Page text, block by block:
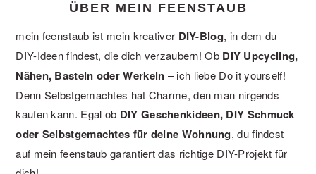
ÜBER MEIN FEENSTAUB
mein feenstaub ist mein kreativer DIY-Blog, in dem du
DIY-Ideen findest, die dich verzaubern! Ob DIY Upcycling,
Nähen, Basteln oder Werkeln – ich liebe Do it yourself!
Denn Selbstgemachtes hat Charme, den man nirgends
kaufen kann. Egal ob DIY Geschenkideen, DIY Schmuck
oder Selbstgemachtes für deine Wohnung, du findest
auf mein feenstaub garantiert das richtige DIY-Projekt für